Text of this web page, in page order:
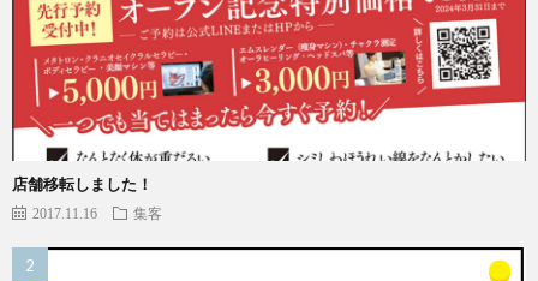
店舗移転しました！
2017.11.16 集客